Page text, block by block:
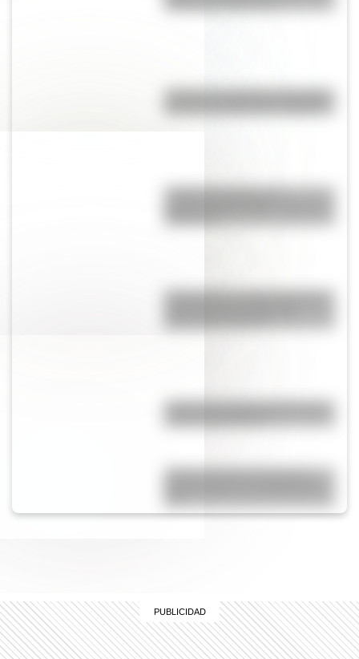
¿Cuál es el satélite más antiguo
¿Cuál es el origen y el
Rubicón”?
Guazuncho, la solitaria especie
Monumento Natural
¿Cómo es y dónde está la casa
¿Cómo se veía la Ciudad de
70?